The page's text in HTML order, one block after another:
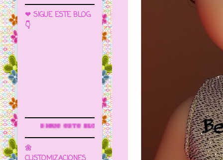
❤ SIGUE ESTE BLOG
👇
blog para más información
🌼